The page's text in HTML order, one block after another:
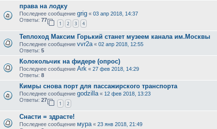
права на лодку
Последнее сообщение grig « 03 апр 2018, 14:37
Ответы: 77
1 2 3 4
Теплоход Максим Горький станет музеем канала им.Москвы
Последнее сообщение vvr2a « 02 апр 2018, 12:55
Ответы: 5
Колокольчик на фидере (опрос)
Последнее сообщение Ark « 27 фев 2018, 14:29
Ответы: 8
Кимры снова порт для пассажирского транспорта
Последнее сообщение godzilla « 12 фев 2018, 13:23
Ответы: 27
1 2
Снасти = здрасте!
Последнее сообщение мура « 23 янв 2018, 21:49